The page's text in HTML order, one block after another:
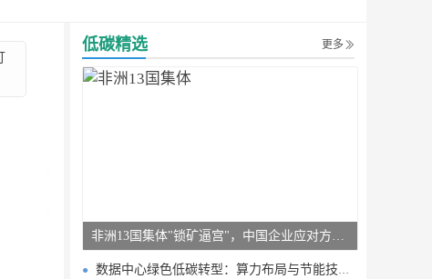
低碳精选 更多
非洲13国集体"锁矿逼宫"，中国企业应对方案曝光
数据中心绿色低碳转型：算力布局与节能技术突破